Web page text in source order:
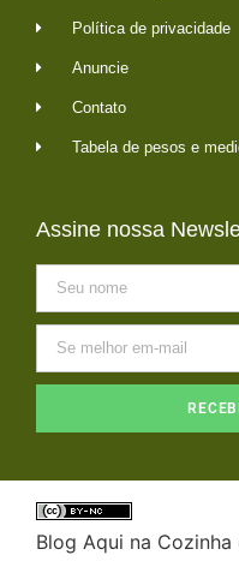
Política de privacidade
Anuncie
Contato
Tabela de pesos e
Assine nossa
Blog Aqui na